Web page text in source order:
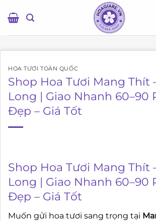
qua
HOA TƯƠI TOÀN QUỐC
Shop Hoa Tươi Mang Thít
Long | Giao Nhanh 60–90
Đẹp – Giá Tốt
Shop Hoa Tươi Mang Thít
Long | Giao Nhanh 60–90
Đẹp – Giá Tốt
Muốn gửi hoa tươi sang trọng tại